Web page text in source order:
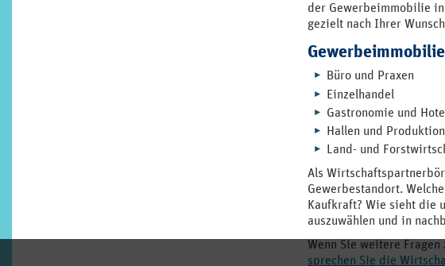
der Gewerbeimmobilie
gezielt nach Ihrer
Büro und Praxen
Einzelhandel
Gastronomie und
Hallen und
Land- und
Als
Gewerbestandort.
Kaufkraft? Wie sieht die
auszuwählen und in
Wenn Sie weitere
sprechen Sie die